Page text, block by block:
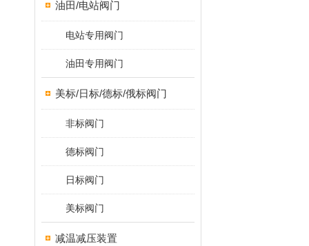
油田/电站阀门
电站专用阀门
油田专用阀门
美标/日标/德标/俄标阀门
非标阀门
德标阀门
日标阀门
美标阀门
减温减压装置